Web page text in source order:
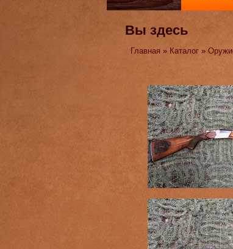
Вы здесь
Главная » Каталог »